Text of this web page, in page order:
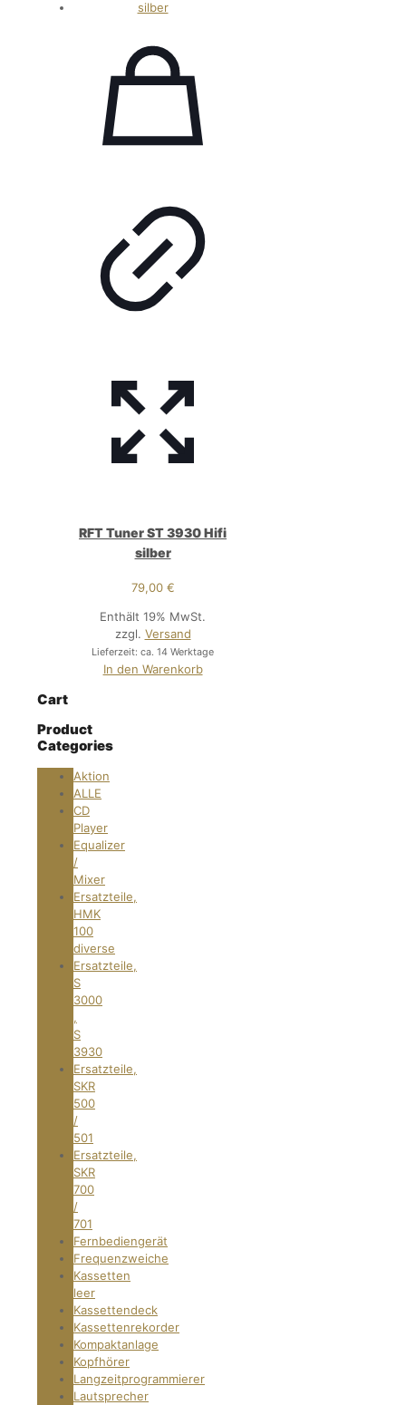
RFT Tuner ST 3930 Hifi
silber
79,00 €
Enthält 19% MwSt.
zzgl. Versand
Lieferzeit: ca. 14 Werktage
In den Warenkorb
Cart
Product
Categories
Aktion
ALLE
CD
Player
Equalizer
/
Mixer
Ersatzteile,
HMK
100
diverse
Ersatzteile,
S
3000
,
S
3930
Ersatzteile,
SKR
500
/
501
Ersatzteile,
SKR
700
/
701
Fernbediengerät
Frequenzweiche
Kassetten
leer
Kassettendeck
Kassettenrekorder
Kompaktanlage
Kopfhörer
Langzeitprogrammierer
Lautsprecher